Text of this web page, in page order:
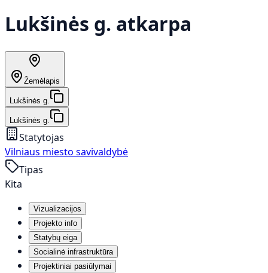
Lukšinės g. atkarpa
Žemėlapis
Lukšinės g.
Lukšinės g.
Statytojas
Vilniaus miesto savivaldybė
Tipas
Kita
Vizualizacijos
Projekto info
Statybų eiga
Socialinė infrastruktūra
Projektiniai pasiūlymai